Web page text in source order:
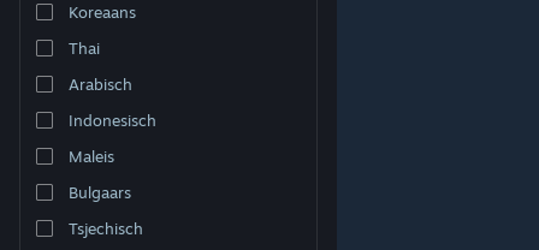
Desktopwebsite weergeven
Koreaans
Thai
Arabisch
Indonesisch
Maleis
Bulgaars
Tsjechisch